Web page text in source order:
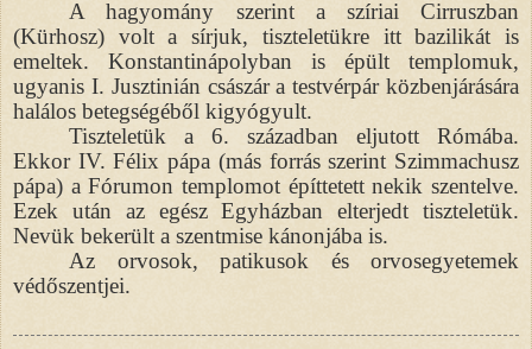
A hagyomány szerint a szíriai Cirruszban
(Kürhosz) volt a sírjuk, tiszteletükre itt bazilikát is
emeltek. Konstantinápolyban is épült templomuk,
ugyanis I. Jusztinián császár a testvérpár közbenjárására
halálos betegségéből kigyógyult.
Tiszteletük a 6. században eljutott Rómába.
Ekkor IV. Félix pápa (más forrás szerint Szimmachusz
pápa) a Fórumon templomot építtetett nekik szentelve.
Ezek után az egész Egyházban elterjedt tiszteletük.
Nevük bekerült a szentmise kánonjába is.
Az orvosok, patikusok és orvosegyetemek
védőszentjei.